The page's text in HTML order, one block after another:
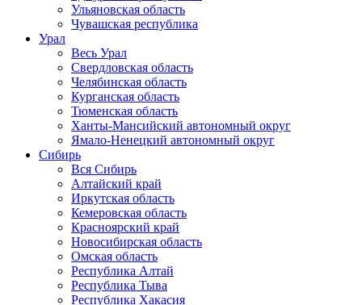
Ульяновская область
Чувашская республика
Урал
Весь Урал
Свердловская область
Челябинская область
Курганская область
Тюменская область
Ханты-Мансийский автономный округ
Ямало-Ненецкий автономный округ
Сибирь
Вся Сибирь
Алтайский край
Иркутская область
Кемеровская область
Красноярский край
Новосибирская область
Омская область
Республика Алтай
Республика Тыва
Республика Хакасия